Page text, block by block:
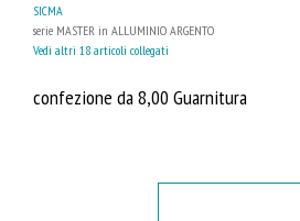
SICMA
serie MASTER in ALLUMINIO ARGENTO
Vedi altri 18 articoli collegati
confezione da 8,00 Guarnitura